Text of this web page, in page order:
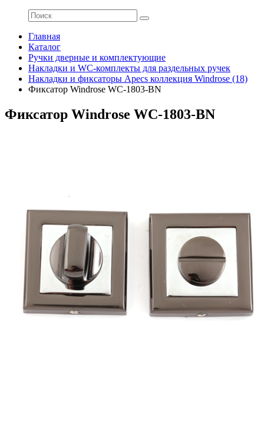
Главная
Каталог
Ручки дверные и комплектующие
Накладки и WC-комплекты для раздельных ручек
Накладки и фиксаторы Apecs коллекция Windrose (18)
Фиксатор Windrose WC-1803-BN
Фиксатор Windrose WC-1803-BN